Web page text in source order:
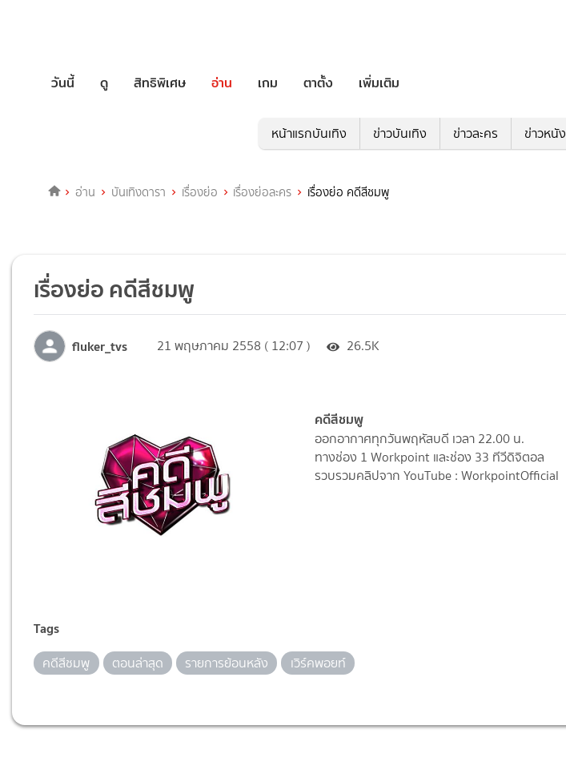
วันนี้ ดู สิทธิพิเศษ อ่าน เกม ตาตั้ง เพิ่มเติม
หน้าแรกบันเทิง ข่าวบันเทิง ข่าวละคร ข่าวหนัง
อ่าน บันเทิงดารา เรื่องย่อ เรื่องย่อละคร เรื่องย่อ คดีสีชมพู
เรื่องย่อ คดีสีชมพู
fluker_tvs 21 พฤษภาคม 2558 ( 12:07 ) 26.5K
คดีสีชมพู
ออกอากาศทุกวันพฤหัสบดี เวลา 22.00 น.
ทางช่อง 1 Workpoint และช่อง 33 ทีวีดิจิตอล
รวบรวมคลิปจาก YouTube : WorkpointOfficial
Tags
คดีสีชมพู ตอนล่าสุด รายการย้อนหลัง เวิร์คพอยท์